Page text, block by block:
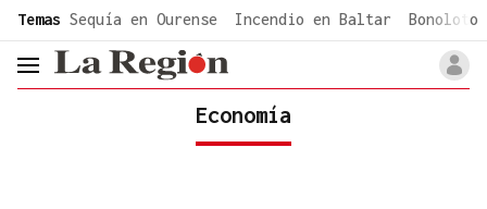
common.go-to-content
Temas Sequía en Ourense Incendio en Baltar Bonoloto
header.menu.open
Economía